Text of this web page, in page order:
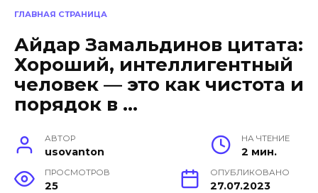
ГЛАВНАЯ СТРАНИЦА
Айдар Замальдинов цитата:
Хороший, интеллигентный
человек — это как чистота и
порядок в …
АВТОР
usovanton
НА ЧТЕНИЕ
2 мин.
ПРОСМОТРОВ
25
ОПУБЛИКОВАНО
27.07.2023